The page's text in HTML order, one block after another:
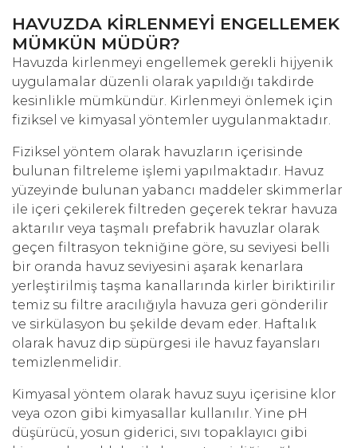
HAVUZDA KİRLENMEYİ ENGELLEMEK
MÜMKÜN MÜDÜR?
Havuzda kirlenmeyi engellemek gerekli hijyenik
uygulamalar düzenli olarak yapıldığı takdirde
kesinlikle mümkündür. Kirlenmeyi önlemek için
fiziksel ve kimyasal yöntemler uygulanmaktadır.
Fiziksel yöntem olarak havuzların içerisinde
bulunan filtreleme işlemi yapılmaktadır. Havuz
yüzeyinde bulunan yabancı maddeler skimmerlar
ile içeri çekilerek filtreden geçerek tekrar havuza
aktarılır veya taşmalı prefabrik havuzlar olarak
geçen filtrasyon tekniğine göre, su seviyesi belli
bir oranda havuz seviyesini aşarak kenarlara
yerleştirilmiş taşma kanallarında kirler biriktirilir
temiz su filtre aracılığıyla havuza geri gönderilir
ve sirkülasyon bu şekilde devam eder. Haftalık
olarak havuz dip süpürgesi ile havuz fayansları
temizlenmelidir.
Kimyasal yöntem olarak havuz suyu içerisine klor
veya ozon gibi kimyasallar kullanılır. Yine pH
düşürücü, yosun giderici, sıvı topaklayıcı gibi